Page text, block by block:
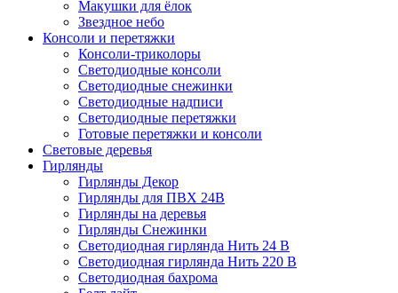
Макушки для ёлок
Звездное небо
Консоли и перетяжки
Консоли-триколоры
Светодиодные консоли
Светодиодные снежинки
Светодиодные надписи
Светодиодные перетяжки
Готовые перетяжки и консоли
Световые деревья
Гирлянды
Гирлянды Декор
Гирлянды для ПВХ 24В
Гирлянды на деревья
Гирлянды Снежинки
Светодиодная гирлянда Нить 24 В
Светодиодная гирлянда Нить 220 В
Светодиодная бахрома